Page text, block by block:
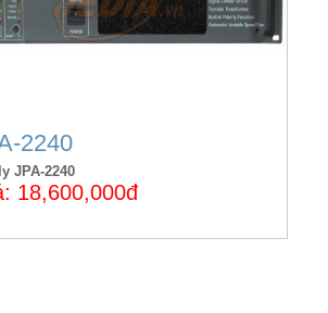
2240
JPA-2240
18,600,000đ